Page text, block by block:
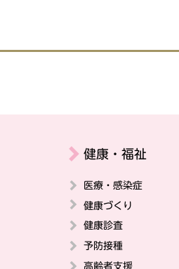
健康・福祉
医療・感染症
健康づくり
健康診査
予防接種
高齢者支援